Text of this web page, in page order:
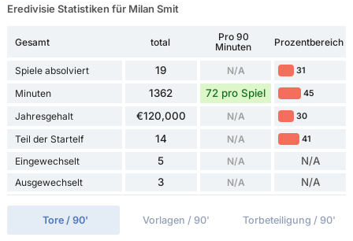
Eredivisie Statistiken für Milan Smit
Gesamt total
Pro 90
Minuten
Prozentbereich
Spiele absolviert 19 N/A 31
Minuten 1362 72 pro Spiel 45
Jahresgehalt €120,000 N/A 30
Teil der Startelf 14 N/A 41
Eingewechselt 5 N/A N/A
Ausgewechselt 3 N/A N/A
Tore / 90' Vorlagen / 90' Torbeteiligung / 90'